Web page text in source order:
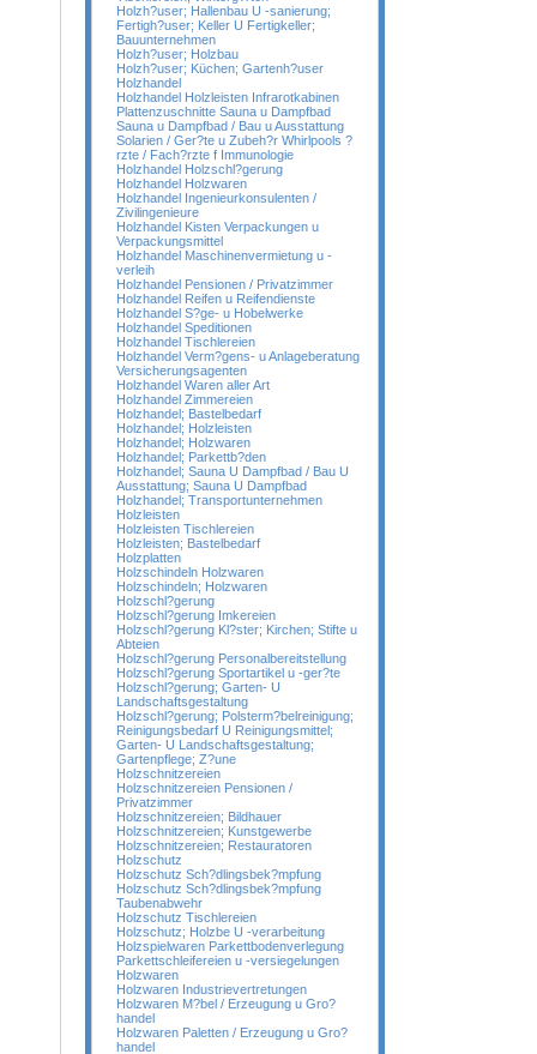
Holzh?user; Hallenbau U -sanierung;
Fertigh?user; Keller U Fertigkeller;
Bauunternehmen
Holzh?user; Holzbau
Holzh?user; Küchen; Gartenh?user
Holzhandel
Holzhandel Holzleisten Infrarotkabinen
Plattenzuschnitte Sauna u Dampfbad
Sauna u Dampfbad / Bau u Ausstattung
Solarien / Ger?te u Zubeh?r Whirlpools ?
rzte / Fach?rzte f Immunologie
Holzhandel Holzschl?gerung
Holzhandel Holzwaren
Holzhandel Ingenieurkonsulenten /
Zivilingenieure
Holzhandel Kisten Verpackungen u
Verpackungsmittel
Holzhandel Maschinenvermietung u -
verleih
Holzhandel Pensionen / Privatzimmer
Holzhandel Reifen u Reifendienste
Holzhandel S?ge- u Hobelwerke
Holzhandel Speditionen
Holzhandel Tischlereien
Holzhandel Verm?gens- u Anlageberatung
Versicherungsagenten
Holzhandel Waren aller Art
Holzhandel Zimmereien
Holzhandel; Bastelbedarf
Holzhandel; Holzleisten
Holzhandel; Holzwaren
Holzhandel; Parkettb?den
Holzhandel; Sauna U Dampfbad / Bau U
Ausstattung; Sauna U Dampfbad
Holzhandel; Transportunternehmen
Holzleisten
Holzleisten Tischlereien
Holzleisten; Bastelbedarf
Holzplatten
Holzschindeln Holzwaren
Holzschindeln; Holzwaren
Holzschl?gerung
Holzschl?gerung Imkereien
Holzschl?gerung Kl?ster; Kirchen; Stifte u
Abteien
Holzschl?gerung Personalbereitstellung
Holzschl?gerung Sportartikel u -ger?te
Holzschl?gerung; Garten- U
Landschaftsgestaltung
Holzschl?gerung; Polsterm?belreinigung;
Reinigungsbedarf U Reinigungsmittel;
Garten- U Landschaftsgestaltung;
Gartenpflege; Z?une
Holzschnitzereien
Holzschnitzereien Pensionen /
Privatzimmer
Holzschnitzereien; Bildhauer
Holzschnitzereien; Kunstgewerbe
Holzschnitzereien; Restauratoren
Holzschutz
Holzschutz Sch?dlingsbek?mpfung
Holzschutz Sch?dlingsbek?mpfung
Taubenabwehr
Holzschutz Tischlereien
Holzschutz; Holzbe U -verarbeitung
Holzspielwaren Parkettbodenverlegung
Parkettschleifereien u -versiegelungen
Holzwaren
Holzwaren Industrievertretungen
Holzwaren M?bel / Erzeugung u Gro?
handel
Holzwaren Paletten / Erzeugung u Gro?
handel